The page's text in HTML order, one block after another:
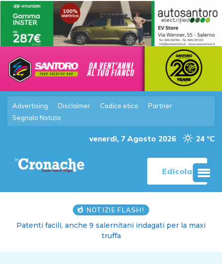
Advertising Disclaimer Codice etico
Partner
Segnala Notizia
venerdì, 7 Agosto 2026 24 °C
Edicola
NOTIZIE FLASH!
Patenti facili, anche 9 salernitani indagati per la maxi
truffa